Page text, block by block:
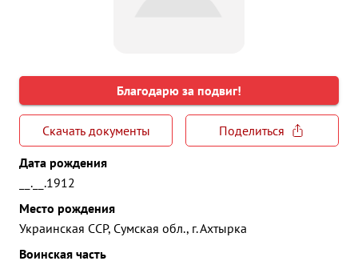
Благодарю за подвиг!
Скачать документы
Поделиться
Дата рождения
__.__.1912
Место рождения
Украинская ССР, Сумская обл., г. Ахтырка
Воинская часть